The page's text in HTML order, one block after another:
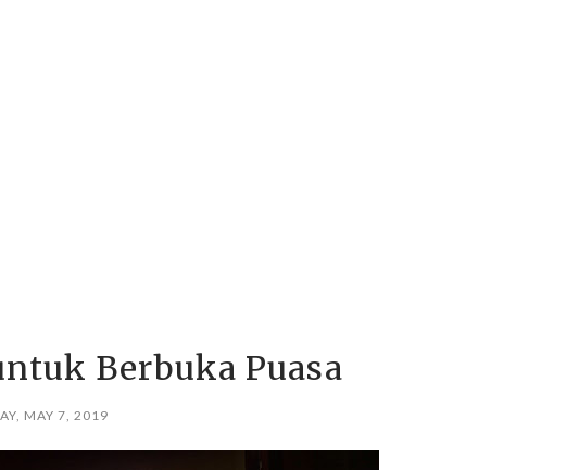
Berbuka Puasa
MAY 7, 2019